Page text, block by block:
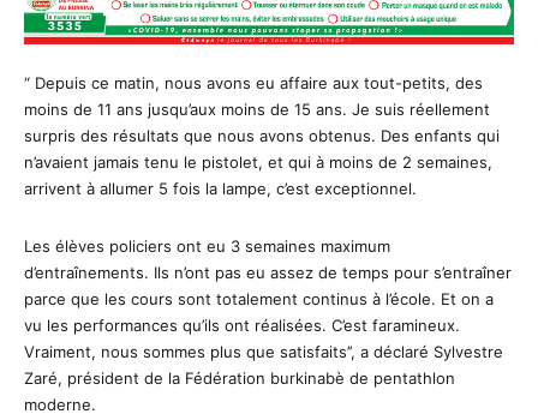
“ Depuis ce matin, nous avons eu affaire aux tout-petits, des
moins de 11 ans jusqu’aux moins de 15 ans. Je suis réellement
surpris des résultats que nous avons obtenus. Des enfants qui
n’avaient jamais tenu le pistolet, et qui à moins de 2 semaines,
arrivent à allumer 5 fois la lampe, c’est exceptionnel.
Les élèves policiers ont eu 3 semaines maximum
d’entraînements. Ils n’ont pas eu assez de temps pour s’entraîner
parce que les cours sont totalement continus à l’école. Et on a
vu les performances qu’ils ont réalisées. C’est faramineux.
Vraiment, nous sommes plus que satisfaits’’, a déclaré Sylvestre
Zaré, président de la Fédération burkinabè de pentathlon
moderne.